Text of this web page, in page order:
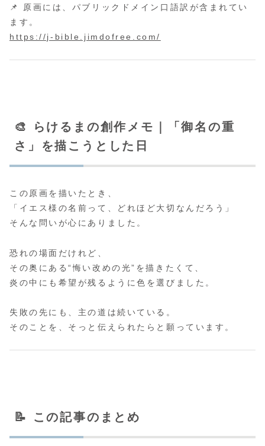
📌 原画には、パブリックドメイン口語訳が含まれてい
ます。
https://j-bible.jimdofree.com/
🎨 らけるまの創作メモ｜「御名の重
さ」を描こうとした日
この原画を描いたとき、
「イエス様の名前って、どれほど大切なんだろう」
そんな問いが心にありました。
恐れの場面だけれど、
その奥にある“悔い改めの光”を描きたくて、
炎の中にも希望が残るように色を選びました。
失敗の先にも、主の道は続いている。
そのことを、そっと伝えられたらと願っています。
📝 この記事のまとめ